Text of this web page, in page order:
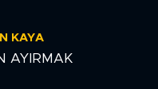
KAYA
AYIRMAK